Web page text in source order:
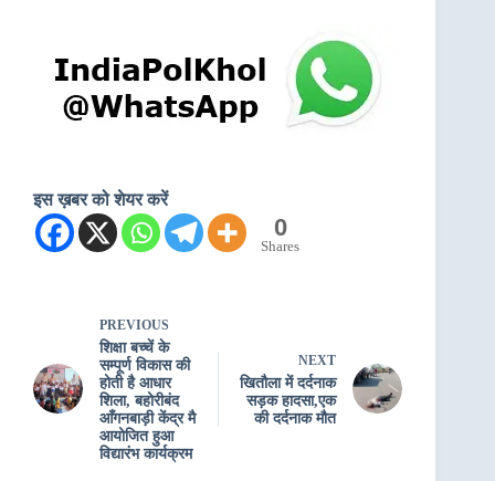
इस ख़बर को शेयर करें
0
Shares
PREVIOUS
शिक्षा बच्चें के
सम्पूर्ण विकास की
होती है आधार
शिला, बहोरीबंद
आँगनबाड़ी केंद्र मै
आयोजित हुआ
विद्यारंभ कार्यक्रम
NEXT
खितौला में दर्दनाक
सड़क हादसा,एक
की दर्दनाक मौत